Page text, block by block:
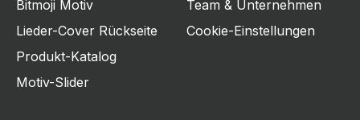
Bitmoji Motiv
Lieder-Cover Rückseite
Produkt-Katalog
Motiv-Slider
Team & Unternehmen
Cookie-Einstellungen